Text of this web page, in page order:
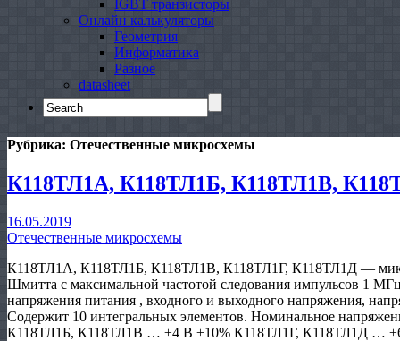
IGBT транзисторы
Онлайн калькуляторы
Геометрия
Информатика
Разное
datasheet
Search
for:
Рубрика: Отечественные микросхемы
К118ТЛ1А, К118ТЛ1Б, К118ТЛ1В,
16.05.2019
Отечественные микросхемы
К118ТЛ1А, К118ТЛ1Б, К118ТЛ1В, К118ТЛ1Г, К118ТЛ1Д —
Шмитта с максимальной частотой следования импульсов 1
напряжения питания , входного и выходного напряжения,
Содержит 10 интегральных элементов. Номинальное
К118ТЛ1Б, К118ТЛ1В … ±4 В ±10% К118ТЛ1Г, К118ТЛ1Д …